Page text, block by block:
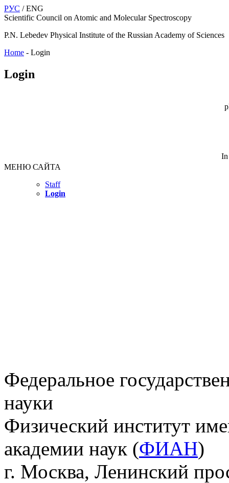
РУС / ENG
Scientific Council on Atomic and Molecular Spectroscopy
P.N. Lebedev Physical Institute of the Russian Academy of Sciences
Home - Login
Login
In
МЕНЮ САЙТА
Staff
Login
Федеральное
науки
Физический институт
академии наук (ФИАН)
г. Москва, Ленинский